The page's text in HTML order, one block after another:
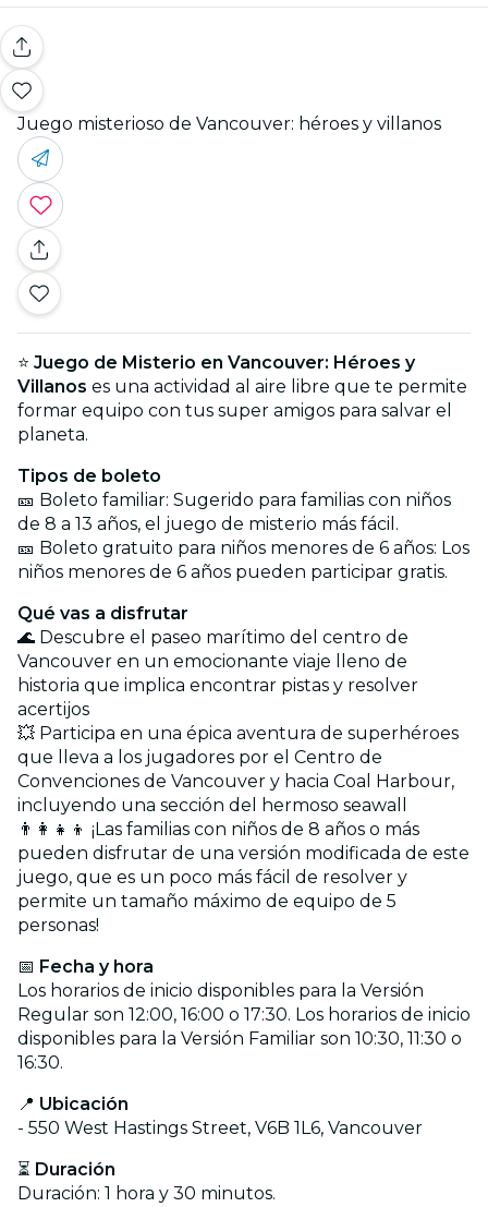
Juego misterioso de Vancouver: héroes y villanos
⭐ Juego de Misterio en Vancouver: Héroes y
Villanos es una actividad al aire libre que te permite
formar equipo con tus super amigos para salvar el
planeta.
Tipos de boleto
🎫 Boleto familiar: Sugerido para familias con niños
de 8 a 13 años, el juego de misterio más fácil.
🎫 Boleto gratuito para niños menores de 6 años: Los
niños menores de 6 años pueden participar gratis.
Qué vas a disfrutar
🌊 Descubre el paseo marítimo del centro de
Vancouver en un emocionante viaje lleno de
historia que implica encontrar pistas y resolver
acertijos
💥 Participa en una épica aventura de superhéroes
que lleva a los jugadores por el Centro de
Convenciones de Vancouver y hacia Coal Harbour,
incluyendo una sección del hermoso seawall
👨‍👩‍👧‍👦 ¡Las familias con niños de 8 años o más
pueden disfrutar de una versión modificada de este
juego, que es un poco más fácil de resolver y
permite un tamaño máximo de equipo de 5
personas!
📅 Fecha y hora
Los horarios de inicio disponibles para la Versión
Regular son 12:00, 16:00 o 17:30. Los horarios de inicio
disponibles para la Versión Familiar son 10:30, 11:30 o
16:30.
📍 Ubicación
- 550 West Hastings Street, V6B 1L6, Vancouver
⏳ Duración
Duración: 1 hora y 30 minutos.